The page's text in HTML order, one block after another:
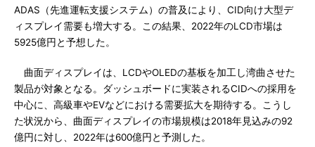
ADAS（先進運転支援システム）の普及により、CID向け大型デ
ィスプレイ需要も増大する。この結果、2022年のLCD市場は
5925億円と予想した。
曲面ディスプレイは、LCDやOLEDの基板を加工し湾曲させた
製品が対象となる。ダッシュボードに実装されるCIDへの採用を
中心に、高級車やEVなどにおける需要拡大を期待する。こうし
た状況から、曲面ディスプレイの市場規模は2018年見込みの92
億円に対し、2022年は600億円と予測した。